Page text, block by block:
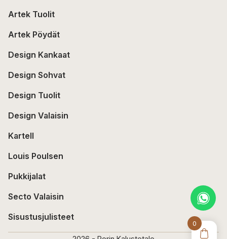
0
Artek Tuolit
Artek Pöydät
Design Kankaat
Design Sohvat
Design Tuolit
Design Valaisin
Kartell
Louis Poulsen
Pukkijalat
Secto Valaisin
Sisustusjulisteet